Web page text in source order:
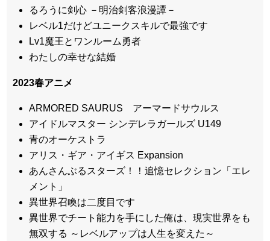
るろうに剣心 －明治剣客浪漫譚－
レベル1だけどユニークスキルで最強です
Lv1魔王とワンルーム勇者
わたしの幸せな結婚
2023春アニメ
ARMORED SAURUS アーマードサウルス
アイドルマスター シンデレラガールズ U149
青のオーケストラ
アリス・ギア・アイギス Expansion
あんさんぶるスターズ！！追憶セレクション「エレ
メント」
異世界召喚は二度目です
異世界でチート能力を手にした俺は、現実世界をも
無双する ～レベルアップは人生を変えた～